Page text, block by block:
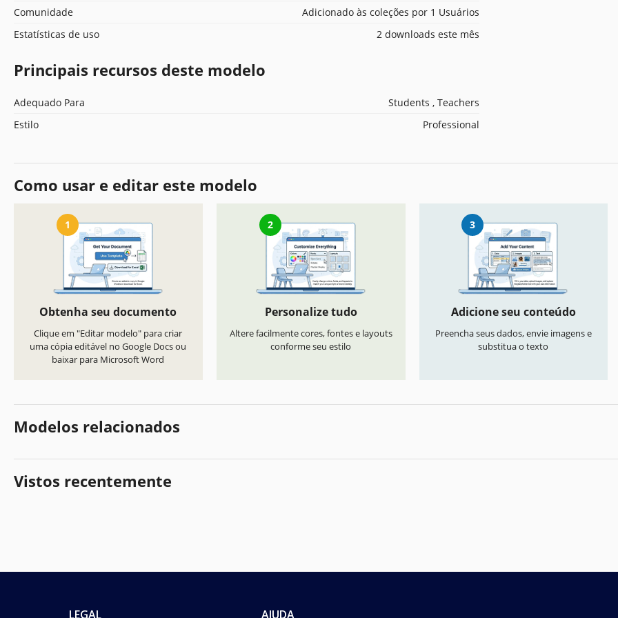
Comunidade
Adicionado às coleções por 1 Usuários
Estatísticas de uso
2 downloads este mês
Principais recursos deste modelo
Adequado Para
Students , Teachers
Estilo
Professional
Como usar e editar este modelo
1
Obtenha seu documento
Clique em "Editar modelo" para criar
uma cópia editável no Google Docs ou
baixar para Microsoft Word
2
Personalize tudo
Altere facilmente cores, fontes e layouts
conforme seu estilo
3
Adicione seu conteúdo
Preencha seus dados, envie imagens e
substitua o texto
Modelos relacionados
Vistos recentemente
LEGAL AJUDA